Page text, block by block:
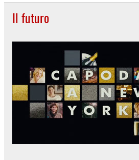
Il futuro